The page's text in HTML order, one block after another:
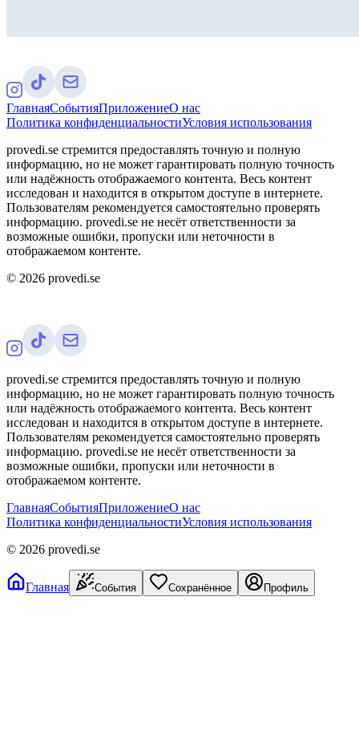
ГлавнаяСобытияПриложениеО нас
Политика конфиденциальностиУсловия использования
provedi.se стремится предоставлять точную и полную
информацию, но не может гарантировать полную точность
или надёжность отображаемого контента. Весь контент
исследован и находится в открытом доступе в интернете.
Пользователям рекомендуется самостоятельно проверять
информацию. provedi.se не несёт ответственности за
возможные ошибки, пропуски или неточности в
отображаемом контенте.
© 2026 provedi.se
provedi.se стремится предоставлять точную и полную
информацию, но не может гарантировать полную точность
или надёжность отображаемого контента. Весь контент
исследован и находится в открытом доступе в интернете.
Пользователям рекомендуется самостоятельно проверять
информацию. provedi.se не несёт ответственности за
возможные ошибки, пропуски или неточности в
отображаемом контенте.
ГлавнаяСобытияПриложениеО нас
Политика конфиденциальностиУсловия использования
© 2026 provedi.se
Главная События Сохранённое Профиль